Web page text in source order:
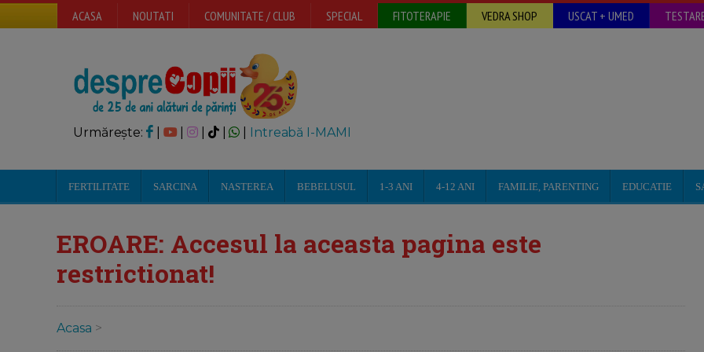
ACASA NOUTATI COMUNITATE / CLUB SPECIAL FITOTERAPIE VEDRA SHOP USCAT + UMED
Urmărește: | | Intreabă I-MAMI
FERTILITATE SARCINA NASTEREA BEBELUSUL 1-3 ANI 4-12 ANI FAMILIE, PARENTING EDUCATIE
EROARE: Accesul la aceasta pagina este
restrictionat!
Acasa >